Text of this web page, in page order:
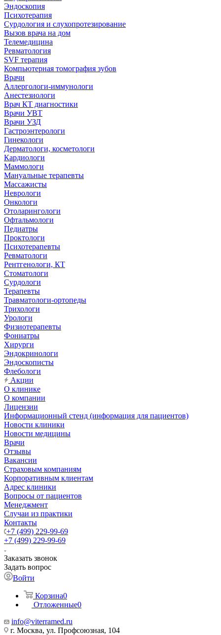
Эндоскопия
Психотерапия
Сурдология и слухопротезирование
Вызов врача на дом
Телемедицина
Ревматология
SVF терапия
Компьютерная томография зубов
Врачи
Аллергологи-иммунологи
Анестезиологи
Врач КТ диагностики
Врачи УВТ
Врачи УЗД
Гастроэнтерологи
Гинекологи
Дерматологи, косметологи
Кардиологи
Маммологи
Мануальные терапевты
Массажисты
Неврологи
Онкологи
Отоларингологи
Офтальмологи
Педиатры
Проктологи
Психотерапевты
Ревматологи
Рентгенологи, КТ
Стоматологи
Сурдологи
Терапевты
Травматологи-ортопеды
Трихологи
Урологи
Физиотерапевты
Фониатры
Хирурги
Эндокринологи
Эндоскописты
Флебологи
Акции
О клинике
О компании
Лицензии
Информационный стенд (информация для пациентов)
Новости клиники
Новости медицины
Врачи
Отзывы
Вакансии
Страховым компаниям
Корпоративным клиентам
Адрес клиники
Вопросы от пациентов
Менеджмент
Случаи из практики
Контакты
+7 (499) 229-99-69
+7 (499) 229-99-69
Заказать звонок
Задать вопрос
Войти
Корзина0
Отложенные0
info@viterramed.ru
г. Москва, ул. Профсоюзная, 104